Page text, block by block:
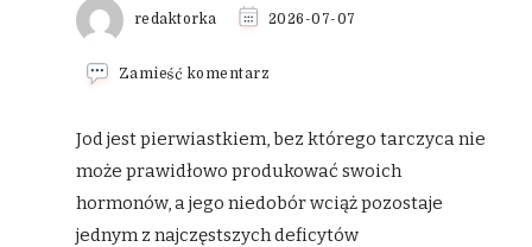
redaktorka 2026-07-07
Zamieść komentarz
–
rola
w
organizmie,
objawy
niedoboru
Jod jest pierwiastkiem, bez którego tarczyca nie
może prawidłowo produkować swoich
hormonów, a jego niedobór wciąż pozostaje
jednym z najczęstszych deficytów